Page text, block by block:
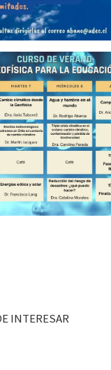
INTERESAR